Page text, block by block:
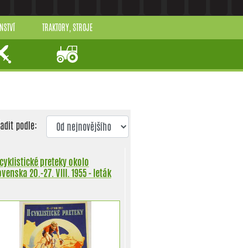
TRAKTORY, STROJE
podle:
preteky okolo
20.-27. VIII. 1955 - leták